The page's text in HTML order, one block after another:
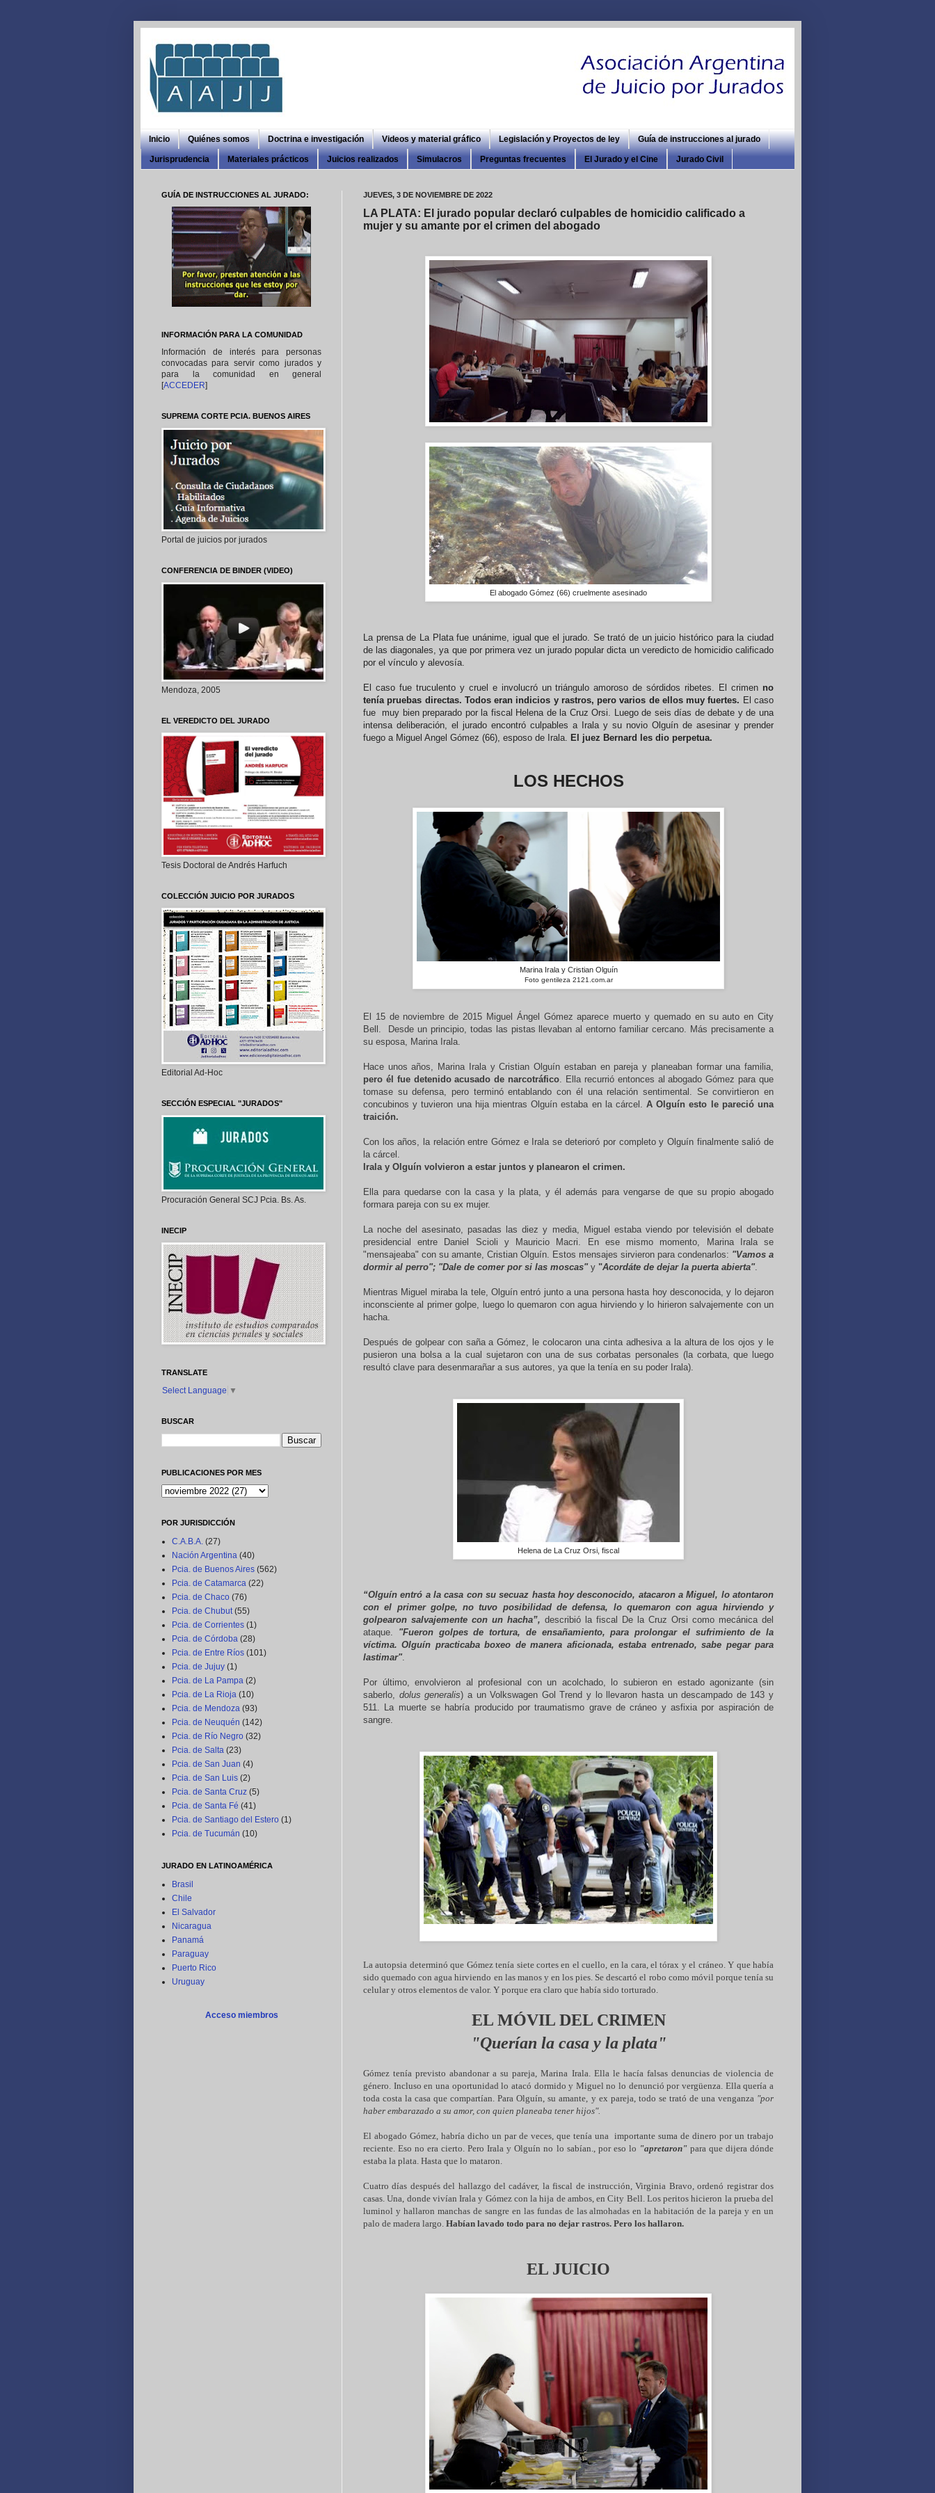
Inicio Quiénes somos Doctrina e investigación Videos y material gráfico Legislación y Proyectos de ley Guía de instrucciones al jurado
Jurisprudencia Materiales prácticos Juicios realizados Simulacros Preguntas frecuentes El Jurado y el Cine Jurado Civil
JUEVES, 3 DE NOVIEMBRE DE 2022
LA PLATA: El jurado popular declaró culpables de homicidio calificado a
mujer y su amante por el crimen del abogado
El abogado Gómez (66) cruelmente asesinado
La prensa de La Plata fue unánime, igual que el jurado. Se trató de un juicio histórico para la ciudad
de las diagonales, ya que por primera vez un jurado popular dicta un veredicto de homicidio calificado
por el vínculo y alevosía.
El caso fue truculento y cruel e involucró un triángulo amoroso de sórdidos ribetes. El crimen no
tenía pruebas directas. Todos eran indicios y rastros, pero varios de ellos muy fuertes. El caso
fue muy bien preparado por la fiscal Helena de la Cruz Orsi. Luego de seis días de debate y de una
intensa deliberación, el jurado encontró culpables a Irala y su novio Olguín de asesinar y prender
fuego a Miguel Angel Gómez (66), esposo de Irala. El juez Bernard les dio perpetua.
LOS HECHOS
Marina Irala y Cristian Olguín
Foto gentileza 2121.com.ar
El 15 de noviembre de 2015 Miguel Ángel Gómez aparece muerto y quemado en su auto en City
Bell. Desde un principio, todas las pistas llevaban al entorno familiar cercano. Más precisamente a
su esposa, Marina Irala.
Hace unos años, Marina Irala y Cristian Olguín estaban en pareja y planeaban formar una familia,
pero él fue detenido acusado de narcotráfico . Ella recurrió entonces al abogado Gómez para que
tomase su defensa, pero terminó entablando con él una relación sentimental. Se convirtieron en
concubinos y tuvieron una hija mientras Olguín estaba en la cárcel.A Olguín esto le pareció una
traición.
Con los años, la relación entre Gómez e Irala se deterioró por completo y Olguín finalmente salió de
la cárcel.
Irala y Olguín volvieron a estar juntos y planearon el crimen.
Ella para quedarse con la casa y la plata, y él además para vengarse de que su propio abogado
formara pareja con su ex mujer.
La noche del asesinato, pasadas las diez y media, Miguel estaba viendo por televisión el debate
presidencial entre Daniel Scioli y Mauricio Macri. En ese mismo momento, Marina Irala se
"mensajeaba" con su amante, Cristian Olguín. Estos mensajes sirvieron para condenarlos: "Vamos a
dormir al perro"; "Dale de comer por si las moscas" y "Acordáte de dejar la puerta abierta"
Mientras Miguel miraba la tele, Olguín entró junto a una persona hasta hoy desconocida, y lo dejaron
inconsciente al primer golpe, luego lo quemaron con agua hirviendo y lo hirieron salvajemente con un
hacha.
Después de golpear con saña a Gómez, le colocaron una cinta adhesiva a la altura de los ojos y le
pusieron una bolsa a la cual sujetaron con una de sus corbatas personales (la corbata, que luego
resultó clave para desenmarañar a sus autores, ya que la tenía en su poder Irala).
Helena de La Cruz Orsi, fiscal
“Olguín entró a la casa con su secuaz hasta hoy desconocido, atacaron a Miguel, lo atontaron
con el primer golpe, no tuvo posibilidad de defensa, lo quemaron con agua hirviendo y
golpearon salvajemente con un hacha”, describió la fiscal De la Cruz Orsi como mecánica del
ataque. "Fueron golpes de tortura, de ensañamiento, para prolongar el sufrimiento de la
víctima. Olguín practicaba boxeo de manera aficionada, estaba entrenado, sabe pegar para
lastimar".
Por último, envolvieron al profesional con un acolchado, lo subieron en estado agonizante (sin
saberlo, dolus generalis) a un Volkswagen Gol Trend y lo llevaron hasta un descampado de 143 y
511. La muerte se habría producido por traumatismo grave de cráneo y asfixia por aspiración de
sangre.
La autopsia determinó que Gómez tenía siete cortes en el cuello, en la cara, el tórax y el cráneo. Y que había
sido quemado con agua hirviendo en las manos y en los pies. Se descartó el robo como móvil porque tenía su
celular y otros elementos de valor. Y porque era claro que había sido torturado.
EL MÓVIL DEL CRIMEN
"Querían la casa y la plata"
Gómez tenía previsto abandonar a su pareja, Marina Irala. Ella le hacía falsas denuncias de violencia de
género. Incluso en una oportunidadlo atacó dormido y Miguel no lo denunció por vergüenza. Ella quería a
toda costa la casa que compartían. Para Olguín, su amante, y ex pareja, todo se trató de una venganza "por
haber embarazado a su amor, con quien planeaba tener hijos".
El abogado Gómez, habría dicho un par de veces, que tenía una importante suma de dinero por un trabajo
reciente. Eso no era cierto. Pero Irala y Olguín no lo sabían., por eso lo "apretaron"para que dijera dónde
estaba la plata. Hasta que lo mataron.
Cuatro días después del hallazgo del cadáver, la fiscal de instrucción, Virginia Bravo, ordenó registrar dos
casas. Una, donde vivían Irala y Gómez con la hija de ambos, en City Bell. Los peritos hicieron la prueba del
luminol y hallaron manchas de sangre en las fundas de las almohadas en la habitación de la pareja y en un
palo de madera largo. Habían lavado todo para no dejar rastros. Pero los hallaron.
EL JUICIO
GUÍA DE INSTRUCCIONES AL JURADO:
INFORMACIÓN PARA LA COMUNIDAD
Información de interés para personas
convocadas para servir como jurados y
para la comunidad en general
[ACCEDER]
SUPREMA CORTE PCIA. BUENOS AIRES
Portal de juicios por jurados
CONFERENCIA DE BINDER (VIDEO)
Mendoza, 2005
EL VEREDICTO DEL JURADO
Tesis Doctoral de Andrés Harfuch
COLECCIÓN JUICIO POR JURADOS
Editorial Ad-Hoc
SECCIÓN ESPECIAL "JURADOS"
Procuración General SCJ Pcia. Bs. As.
INECIP
TRANSLATE
Select Language ▼
BUSCAR
PUBLICACIONES POR MES
POR JURISDICCIÓN
C.A.B.A. (27)
Nación Argentina (40)
Pcia. de Buenos Aires (562)
Pcia. de Catamarca (22)
Pcia. de Chaco (76)
Pcia. de Chubut (55)
Pcia. de Corrientes (1)
Pcia. de Córdoba (28)
Pcia. de Entre Ríos (101)
Pcia. de Jujuy (1)
Pcia. de La Pampa (2)
Pcia. de La Rioja (10)
Pcia. de Mendoza (93)
Pcia. de Neuquén (142)
Pcia. de Río Negro (32)
Pcia. de Salta (23)
Pcia. de San Juan (4)
Pcia. de San Luis (2)
Pcia. de Santa Cruz (5)
Pcia. de Santa Fé (41)
Pcia. de Santiago del Estero (1)
Pcia. de Tucumán (10)
JURADO EN LATINOAMÉRICA
Brasil
Chile
El Salvador
Nicaragua
Panamá
Paraguay
Puerto Rico
Uruguay
Acceso miembros